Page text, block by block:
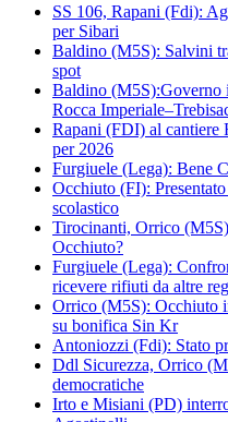
SS 106, Rapani (Fdi):
per Sibari
Baldino (M5S): Salvini
spot
Baldino (M5S):Governo
Rocca
Rapani (FDI) al cantiere
per 2026
Furgiuele (Lega): Bene
Occhiuto (FI):
scolastico
Tirocinanti, Orrico
Occhiuto?
Furgiuele (Lega):
ricevere rifiuti da altre
Orrico (M5S): Occhiuto
su bonifica Sin Kr
Antoniozzi (Fdi): Stato
Ddl Sicurezza, Orrico
democratiche
Irto e Misiani (PD)